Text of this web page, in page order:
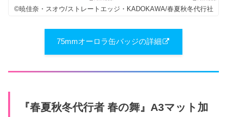
©暁佳奈・スオウ/ストレートエッジ・KADOKAWA/春夏秋冬代行社
​75mmオーロラ缶バッジの詳細
『春夏秋冬代行者 春の​舞』​A3マット加